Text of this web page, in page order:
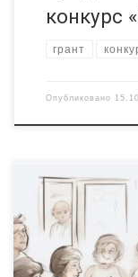
конкурс
грант
Опубликовано
Стартовал
возможностей»
всестороннее
территориях.